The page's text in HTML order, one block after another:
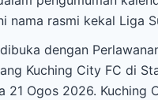
nama rasmi kekal Liga
dengan
Kuching City FC di
21 Ogos 2026. Kuching